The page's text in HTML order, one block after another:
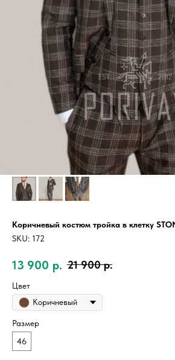
Коричневый костюм тройка в клетку
SKU: 172
13 900 р. 21 900 р.
Цвет
Коричневый
Размер
46